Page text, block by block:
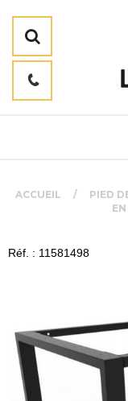
ACCUEIL PIED
Réf. : 11581498